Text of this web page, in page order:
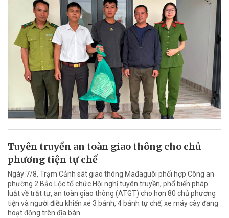
Tuyên truyền an toàn giao thông cho chủ
phương tiện tự chế
Ngày 7/8, Trạm Cảnh sát giao thông Mađaguôi phối hợp Công an
phường 2 Bảo Lộc tổ chức Hội nghị tuyên truyền, phổ biến pháp
luật về trật tự, an toàn giao thông (ATGT) cho hơn 80 chủ phương
tiện và người điều khiển xe 3 bánh, 4 bánh tự chế, xe máy cày đang
hoạt động trên địa bàn.